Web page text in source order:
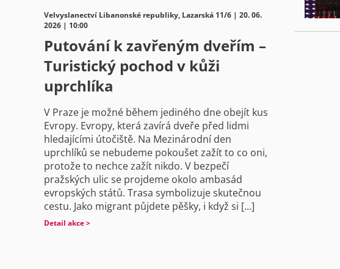
Velvyslanectví Libanonské republiky, Lazarská 11/6 | 20. 06.
2026 | 10:00
Putování k zavřeným dveřím –
Turistický pochod v kůži
uprchlíka
V Praze je možné během jediného dne obejít kus
Evropy. Evropy, která zavírá dveře před lidmi
hledajícími útočiště. Na Mezinárodní den
uprchlíků se nebudeme pokoušet zažít to co oni,
protože to nechce zažít nikdo. V bezpečí
pražských ulic se projdeme okolo ambasád
evropských států. Trasa symbolizuje skutečnou
cestu. Jako migrant půjdete pěšky, i když si […]
Detail akce >